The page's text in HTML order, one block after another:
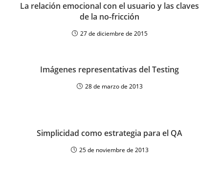
La relación emocional con el usuario y las claves
de la no-fricción
27 de diciembre de 2015
Imágenes representativas del Testing
28 de marzo de 2013
Simplicidad como estrategia para el QA
25 de noviembre de 2013